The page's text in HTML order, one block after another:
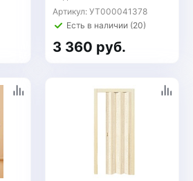
Артикул: УТ000041378
Есть в наличии (20)
3 360 руб.